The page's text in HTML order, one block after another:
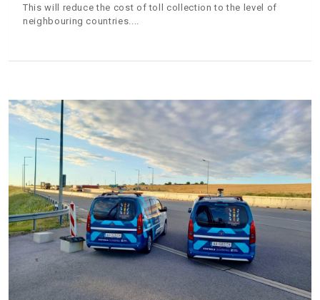
This will reduce the cost of toll collection to the level of
neighbouring countries.